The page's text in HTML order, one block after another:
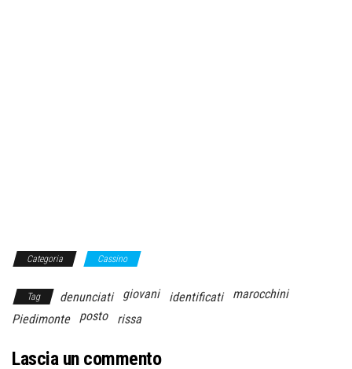
Categoria Cassino
Tag denunciati giovani identificati
marocchini
Piedimonte
posto rissa
Lascia un commento